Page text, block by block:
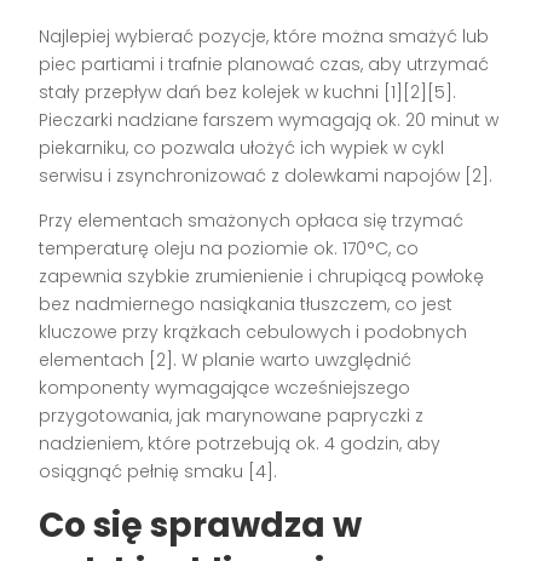
Najlepiej wybierać pozycje, które można smażyć lub
piec partiami i trafnie planować czas, aby utrzymać
stały przepływ dań bez kolejek w kuchni [1][2][5].
Pieczarki nadziane farszem wymagają ok. 20 minut w
piekarniku, co pozwala ułożyć ich wypiek w cykl
serwisu i zsynchronizować z dolewkami napojów [2].
Przy elementach smażonych opłaca się trzymać
temperaturę oleju na poziomie ok. 170°C, co
zapewnia szybkie zrumienienie i chrupiącą powłokę
bez nadmiernego nasiąkania tłuszczem, co jest
kluczowe przy krążkach cebulowych i podobnych
elementach [2]. W planie warto uwzględnić
komponenty wymagające wcześniejszego
przygotowania, jak marynowane papryczki z
nadzieniem, które potrzebują ok. 4 godzin, aby
osiągnąć pełnię smaku [4].
Co się sprawdza w